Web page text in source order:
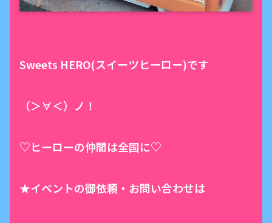
Sweets HERO(スイーツヒーロー)です
（＞∀＜）ノ！
♡ヒーローの仲間は全国に♡
★イベントの御依頼・お問い合わせは